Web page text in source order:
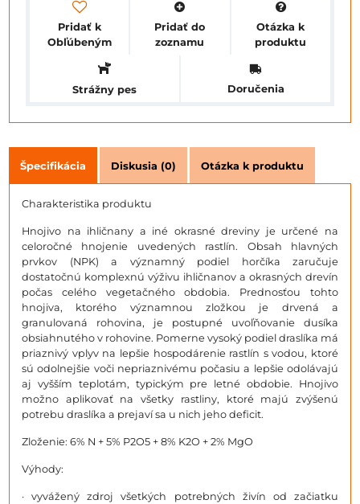
Pridať k
Obľúbeným
Pridať do
zoznamu
Otázka k
produktu
Strážny pes Doručenia
Špecifikácia Diskusia (0) Otázka k produktu
Charakteristika produktu
Hnojivo na ihličnany a iné okrasné dreviny je určené na
celoročné hnojenie uvedených rastlín. Obsah hlavných
prvkov (NPK) a významný podiel horčíka zaručuje
dostatočnú komplexnú výživu ihličnanov a okrasných drevín
počas celého vegetačného obdobia. Prednosťou tohto
hnojiva, ktorého významnou zložkou je drvená a
granulovaná rohovina, je postupné uvoľňovanie dusíka
obsiahnutého v rohovine. Pomerne vysoký podiel draslíka má
priaznivý vplyv na lepšie hospodárenie rastlín s vodou, ktoré
sú odolnejšie voči nepriaznivému počasiu a lepšie odolávajú
aj vyšším teplotám, typickým pre letné obdobie. Hnojivo
možno aplikovať na všetky rastliny, ktoré majú zvýšenú
potrebu draslíka a prejaví sa u nich jeho deficit.
Zloženie: 6% N + 5% P2O5 + 8% K2O + 2% MgO
Výhody:
· vyvážený zdroj všetkých potrebných živín od začiatku